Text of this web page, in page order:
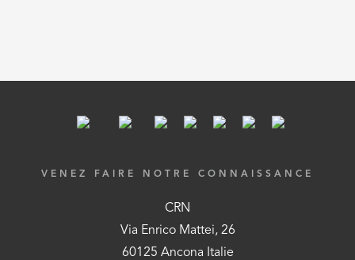
VENEZ FAIRE NOTRE CONNAISSANCE
CRN
Via Enrico Mattei, 26
60125 Ancona Italie